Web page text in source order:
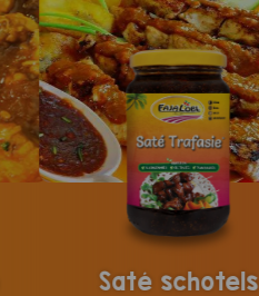
Saté schotels